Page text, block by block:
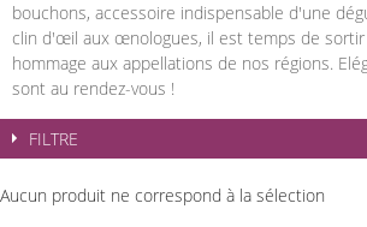
bouchons, accessoire indispensable d'une
clin d'œil aux œnologues, il est temps de
hommage aux appellations de nos régions.
sont au rendez-vous !
FILTRE
Aucun produit ne correspond à la sélection